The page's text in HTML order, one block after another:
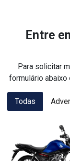
Entre
Para solicitar
formulário abaixo
Todas